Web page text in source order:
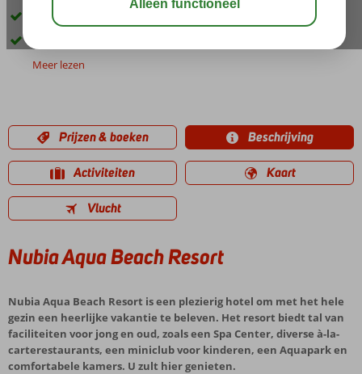
Diverse restaurants
Meer lezen
Prijzen & boeken Beschrijving
Activiteiten Kaart
Vlucht
Nubia Aqua Beach Resort
Nubia Aqua Beach Resort is een plezierig hotel om met het hele
gezin een heerlijke vakantie te beleven. Het resort biedt tal van
faciliteiten voor jong en oud, zoals een Spa Center, diverse à-la-
carterestaurants, een miniclub voor kinderen, een Aquapark en
comfortabele kamers. U zult hier genieten.